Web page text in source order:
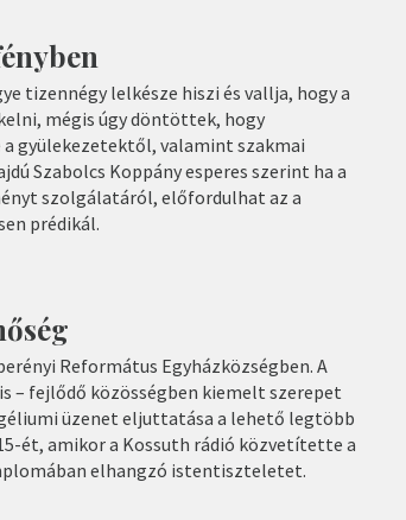
tizennégy lelkésze hiszi és vallja, hogy a
mégis úgy döntöttek, hogy
gyülekezetektől, valamint szakmai
Szabolcs Koppány esperes szerint ha a
szolgálatáról, előfordulhat az a
prédikál.
Református Egyházközségben. A
– fejlődő közösségben kiemelt szerepet
üzenet eljuttatása a lehető legtöbb
ét, amikor a Kossuth rádió közvetítette a
elhangzó istentiszteletet.